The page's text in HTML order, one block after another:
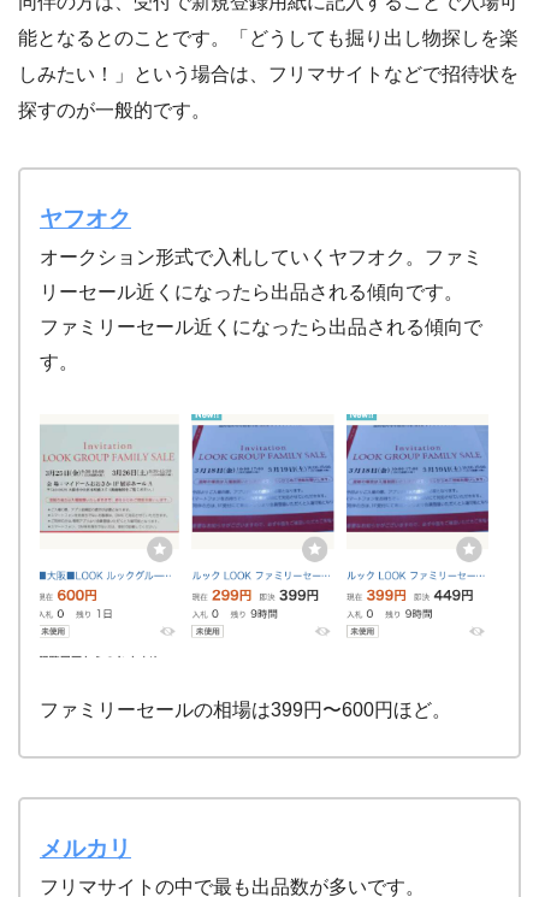
能となるとのことです。「どうしても掘り出し物探しを楽
しみたい！」という場合は、フリマサイトなどで招待状を
探すのが一般的です。
ヤフオク
オークション形式で入札していくヤフオク。ファミ
リーセール近くになったら出品される傾向です。
ファミリーセール近くになったら出品される傾向で
す。
ファミリーセールの相場は399円〜600円ほど。
メルカリ
フリマサイトの中で最も出品数が多いです。